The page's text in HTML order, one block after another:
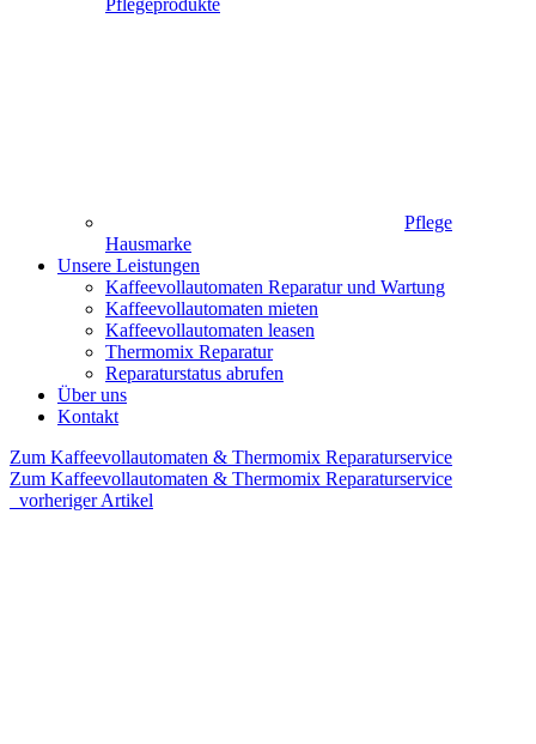
Pflegeprodukte
Pflege
Hausmarke
Unsere Leistungen
Kaffeevollautomaten Reparatur und Wartung
Kaffeevollautomaten mieten
Kaffeevollautomaten leasen
Thermomix Reparatur
Reparaturstatus abrufen
Über uns
Kontakt
Zum Kaffeevollautomaten & Thermomix Reparaturservice
Zum Kaffeevollautomaten & Thermomix Reparaturservice
vorheriger Artikel